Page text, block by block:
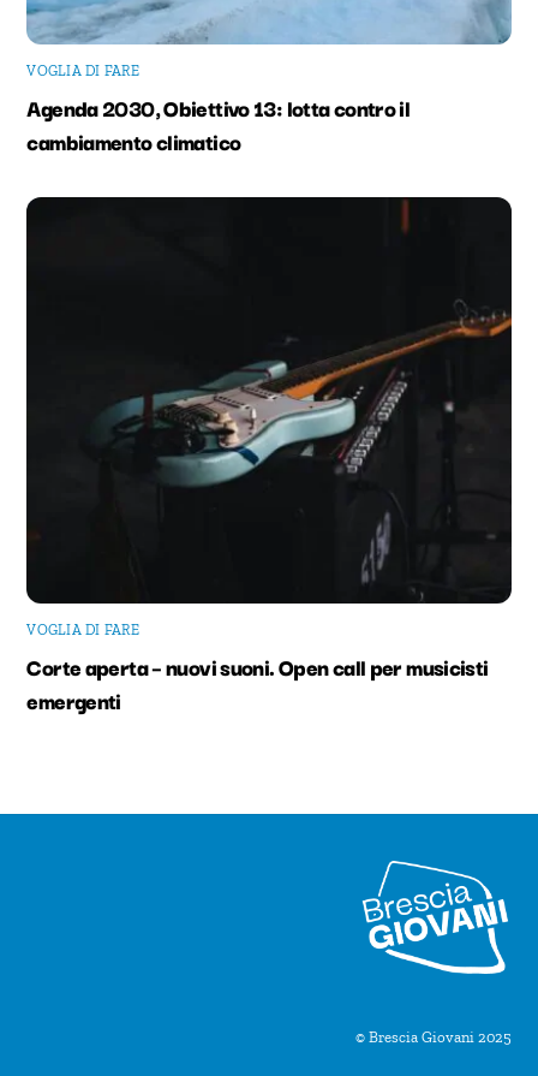
VOGLIA DI FARE
Agenda 2030, Obiettivo 13: lotta contro il
cambiamento climatico
VOGLIA DI FARE
Corte aperta – nuovi suoni. Open call per musicisti
emergenti
© Brescia Giovani 2025